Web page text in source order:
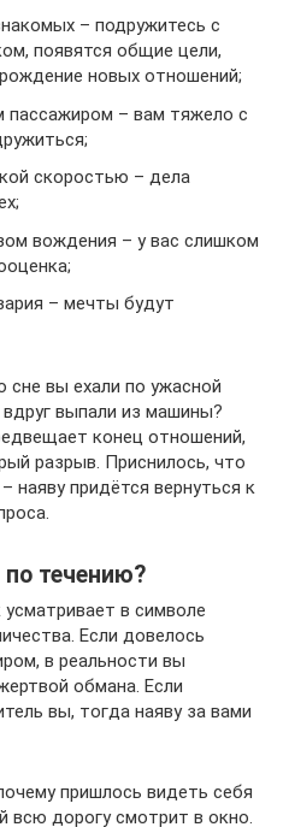
– подружитесь с
появятся общие цели,
новых отношений;
пассажиром – вам тяжело с
скоростью – дела
вождения – у вас слишком
– мечты будут
сне вы ехали по ужасной
выпали из машины?
конец отношений,
разрыв. Приснилось, что
наяву придётся вернуться к
течению?
в символе
Если довелось
в реальности вы
обмана. Если
вы, тогда наяву за вами
пришлось видеть себя
всю дорогу смотрит в окно.